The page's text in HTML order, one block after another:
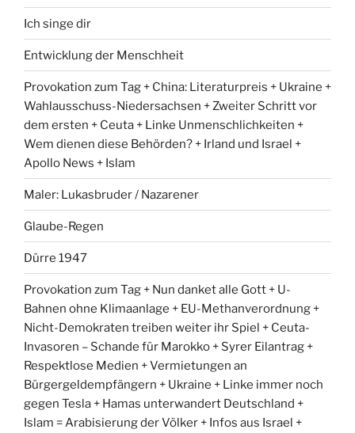
Ich singe dir
Entwicklung der Menschheit
Provokation zum Tag + China: Literaturpreis + Ukraine +
Wahlausschuss-Niedersachsen + Zweiter Schritt vor
dem ersten + Ceuta + Linke Unmenschlichkeiten +
Wem dienen diese Behörden? + Irland und Israel +
Apollo News + Islam
Maler: Lukasbruder / Nazarener
Glaube-Regen
Dürre 1947
Provokation zum Tag + Nun danket alle Gott + U-
Bahnen ohne Klimaanlage + EU-Methanverordnung +
Nicht-Demokraten treiben weiter ihr Spiel + Ceuta-
Invasoren – Schande für Marokko + Syrer Eilantrag +
Respektlose Medien + Vermietungen an
Bürgergeldempfängern + Ukraine + Linke immer noch
gegen Tesla + Hamas unterwandert Deutschland +
Islam = Arabisierung der Völker + Infos aus Israel +